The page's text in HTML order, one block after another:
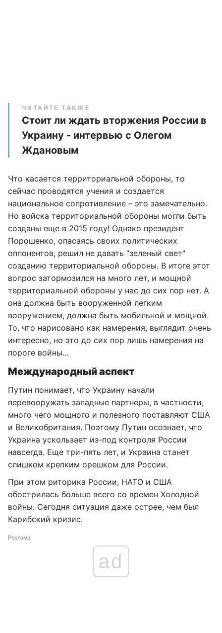
ЧИТАЙТЕ ТАКЖЕ
Стоит ли ждать вторжения России в
Украину - интервью с Олегом
Ждановым
Что касается территориальной обороны, то
сейчас проводятся учения и создается
национальное сопротивление – это замечательно.
Но войска территориальной обороны могли быть
созданы еще в 2015 году! Однако президент
Порошенко, опасаясь своих политических
оппонентов, решил не давать "зеленый свет"
созданию территориальной обороны. В итоге этот
вопрос затормозился на много лет, и мощной
территориальной обороны у нас до сих пор нет. А
она должна быть вооруженной легким
вооружением, должна быть мобильной и мощной.
То, что нарисовано как намерения, выглядит очень
интересно, но это до сих пор лишь намерения на
пороге войны…
Международный аспект
Путин понимает, что Украину начали
перевооружать западные партнеры, в частности,
много чего мощного и полезного поставляют США
и Великобритания. Поэтому Путин осознает, что
Украина ускользает из-под контроля России
навсегда. Еще три-пять лет, и Украина станет
слишком крепким орешком для России.
При этом риторика России, НАТО и США
обострилась больше всего со времен Холодной
войны. Сегодня ситуация даже острее, чем был
Карибский кризис.
Реклама
ad